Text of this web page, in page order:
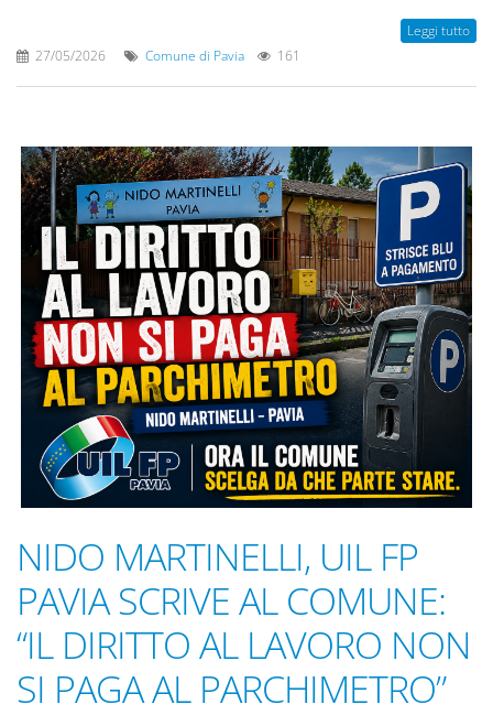
Leggi tutto
27/05/2026 Comune di Pavia 161
NIDO MARTINELLI, UIL FP
PAVIA SCRIVE AL COMUNE:
“IL DIRITTO AL LAVORO NON
SI PAGA AL PARCHIMETRO”